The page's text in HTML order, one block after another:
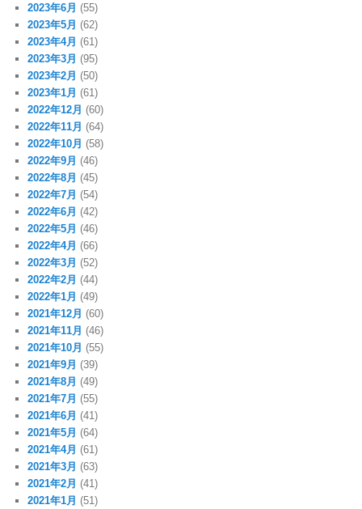
2023年6月 (55)
2023年5月 (62)
2023年4月 (61)
2023年3月 (95)
2023年2月 (50)
2023年1月 (61)
2022年12月 (60)
2022年11月 (64)
2022年10月 (58)
2022年9月 (46)
2022年8月 (45)
2022年7月 (54)
2022年6月 (42)
2022年5月 (46)
2022年4月 (66)
2022年3月 (52)
2022年2月 (44)
2022年1月 (49)
2021年12月 (60)
2021年11月 (46)
2021年10月 (55)
2021年9月 (39)
2021年8月 (49)
2021年7月 (55)
2021年6月 (41)
2021年5月 (64)
2021年4月 (61)
2021年3月 (63)
2021年2月 (41)
2021年1月 (51)